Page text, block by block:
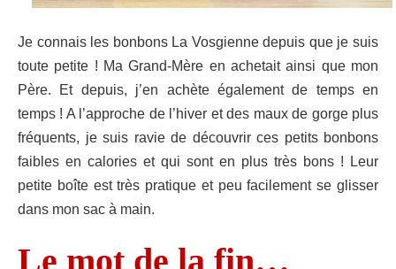
Je connais les bonbons La Vosgienne depuis que je suis
toute petite ! Ma Grand-Mère en achetait ainsi que mon
Père. Et depuis, j’en achète également de temps en
temps ! A l’approche de l’hiver et des maux de gorge plus
fréquents, je suis ravie de découvrir ces petits bonbons
faibles en calories et qui sont en plus très bons ! Leur
petite boîte est très pratique et peu facilement se glisser
dans mon sac à main.
Le mot de la fin…